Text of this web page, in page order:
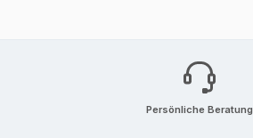
Persönliche Beratung